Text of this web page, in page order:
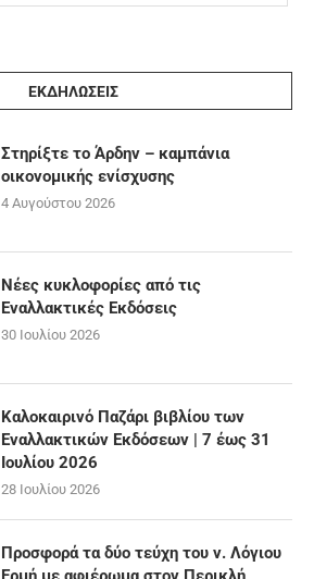
ΕΚΔΗΛΩΣΕΙΣ
Στηρίξτε το Άρδην – καμπάνια
οικονομικής ενίσχυσης
4 Αυγούστου 2026
Νέες κυκλοφορίες από τις
Εναλλακτικές Εκδόσεις
30 Ιουλίου 2026
Καλοκαιρινό Παζάρι βιβλίου των
Εναλλακτικών Εκδόσεων | 7 έως 31
Ιουλίου 2026
28 Ιουλίου 2026
Προσφορά τα δύο τεύχη του ν. Λόγιου